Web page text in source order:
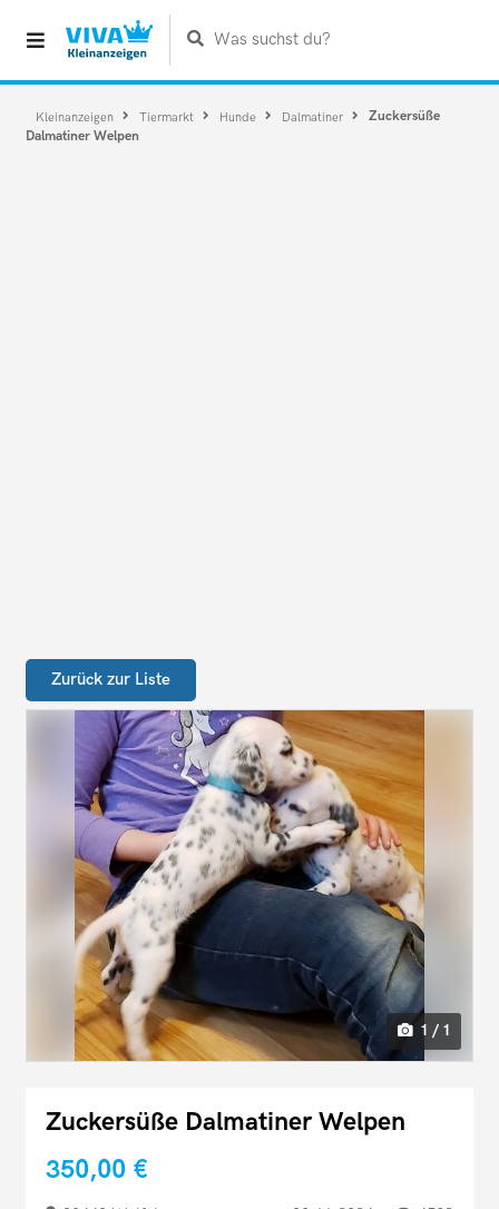
Was suchst du?
Kleinanzeigen Tiermarkt Hunde Dalmatiner
Zuckersüße
Dalmatiner Welpen
Zurück zur Liste
1 / 1
Zuckersüße Dalmatiner Welpen
350,00 €